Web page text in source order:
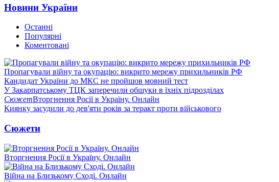
Новини України
Останні
Популярні
Коментовані
Пропагували війну та окупацію: викрито мережу прихильників РФ
Кандидат України до МКС не пройшов мовний тест
У Закарпатському ТЦК заперечили обшуки в їхніх підрозділах
СюжетВторгнення Росії в Україну. Онлайн
Киянку засудили до дев'яти років за теракт проти військового
Сюжети
Вторгнення Росії в Україну. Онлайн
Війна на Близькому Сході. Онлайн